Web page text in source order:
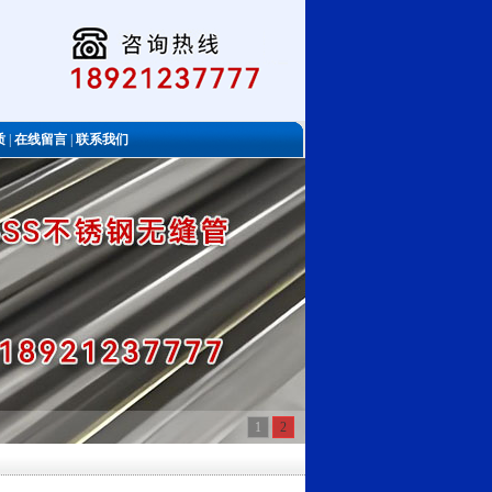
在线留言|联系我们
1 2